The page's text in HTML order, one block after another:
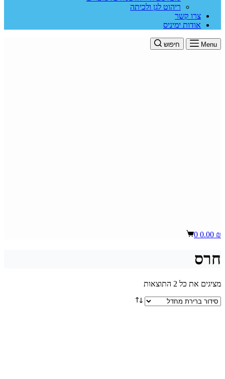
ריהוט לגן ולכיתה
צרו קשר
אודות ימיניס
Menu חיפוש
Shopping
0.00 ₪
0
חרס
מציגים את כל ⁦2⁩ התוצאות